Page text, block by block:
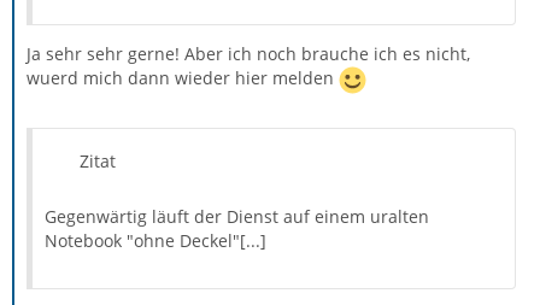
Ja sehr sehr gerne! Aber ich noch brauche ich es nicht,
wuerd mich dann wieder hier melden
Zitat
Gegenwärtig läuft der Dienst auf einem uralten
Notebook "ohne Deckel"[...]